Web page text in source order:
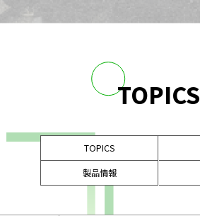
TOPICS
TOPICS
製品情報